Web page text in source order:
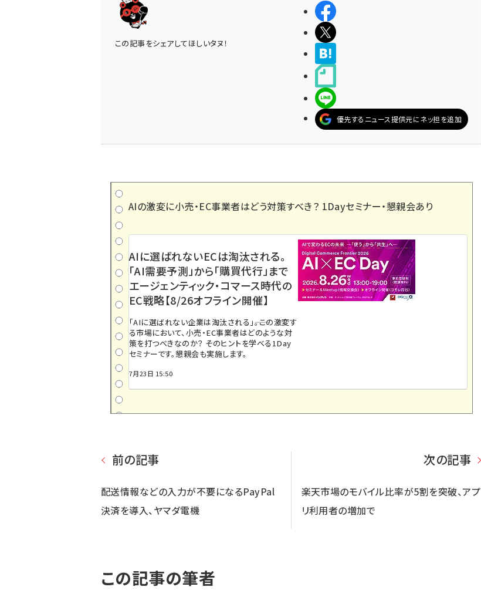
この記事をシェアしてほしいタヌ！
優先するニュース提供元にネッ担を追加
AIの激変に小売・EC事業者はどう対策すべき？ 1Dayセミナー・懇親会あり
AIに選ばれないECは淘汰される。
「AI需要予測」から「購買代行」まで
エージェンティック・コマース時代の
EC戦略【8/26オフライン開催】
「AIに選ばれない企業は淘汰される」――。この激変す
る市場において、小売・EC事業者はどのような対
策を打つべきなのか？ そのヒントを学べる1Day
セミナーです。懇親会も実施します。
7月23日 15:50
前の記事
配送情報などの入力が不要になるPayPal
決済を導入、ヤマダ電機
次の記事
楽天市場のモバイル比率が5割を突破、アプ
リ利用者の増加で
この記事の筆者